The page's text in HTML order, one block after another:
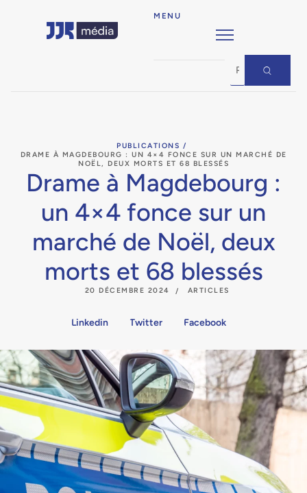
MENU
PUBLICATIONS /
DRAME À MAGDEBOURG : UN 4×4 FONCE SUR UN MARCHÉ DE
NOËL, DEUX MORTS ET 68 BLESSÉS
Drame à Magdebourg :
un 4×4 fonce sur un
marché de Noël, deux
morts et 68 blessés
20 DÉCEMBRE 2024 ARTICLES
Linkedin Twitter Facebook